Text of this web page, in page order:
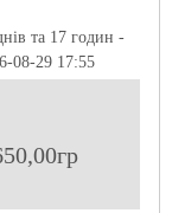
та 17 годин -
08-29 17:55